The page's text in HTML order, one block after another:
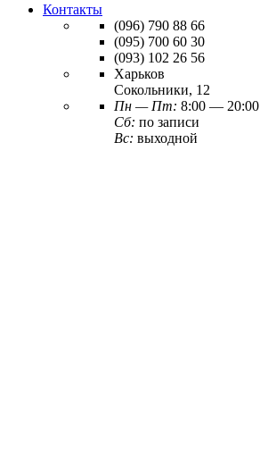
Контакты
(096) 790 88 66
(095) 700 60 30
(093) 102 26 56
Харьков
Сокольники, 12
Пн — Пт: 8:00 — 20:00
Сб: по записи
Вс: выходной